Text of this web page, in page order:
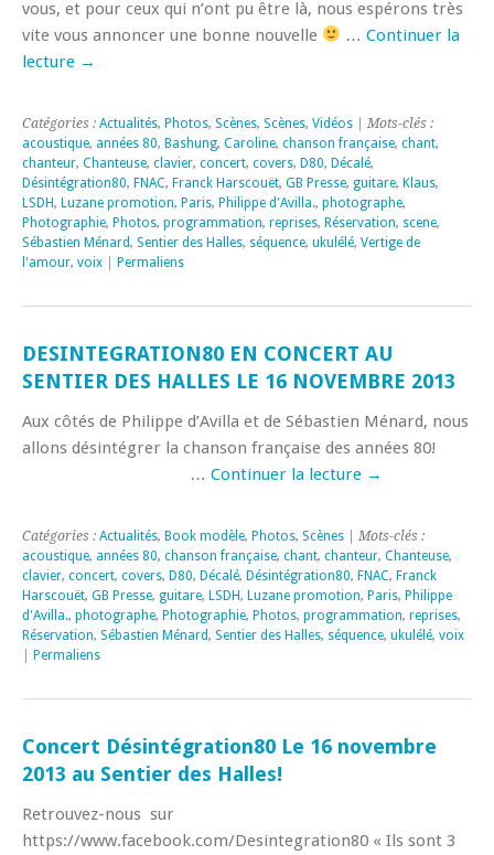
vous, et pour ceux qui n’ont pu être là, nous espérons très
vite vous annoncer une bonne nouvelle
…Continuer la
lecture →
Catégories : Actualités, Photos, Scènes, Scènes, Vidéos | Mots-clés :
acoustique, années 80, Bashung, Caroline, chanson française, chant,
chanteur, Chanteuse, clavier, concert, covers, D80, Décalé,
Désintégration80, FNAC, Franck Harscouët, GB Presse, guitare, Klaus,
LSDH, Luzane promotion, Paris, Philippe d'Avilla., photographe,
Photographie, Photos, programmation, reprises, Réservation, scene,
Sébastien Ménard, Sentier des Halles, séquence, ukulélé, Vertige de
l'amour, voix Permaliens
DESINTEGRATION80 EN CONCERT AU
SENTIER DES HALLES LE 16 NOVEMBRE 2013
Aux côtés de Philippe d’Avilla et de Sébastien Ménard, nous
allons désintégrer la chanson française des années 80!
… Continuer la lecture →
Catégories : Actualités, Book modèle, Photos, Scènes | Mots-clés :
acoustique, années 80, chanson française, chant, chanteur, Chanteuse,
clavier, concert, covers, D80, Décalé, Désintégration80, FNAC, Franck
Harscouët, GB Presse, guitare, LSDH, Luzane promotion, Paris, Philippe
d'Avilla., photographe, Photographie, Photos, programmation, reprises,
Réservation, Sébastien Ménard, Sentier des Halles, séquence, ukulélé, voix
Permaliens
Concert Désintégration80 Le 16 novembre
2013 au Sentier des Halles!
Retrouvez-nous sur
https://www.facebook.com/Desintegration80 « Ils sont 3